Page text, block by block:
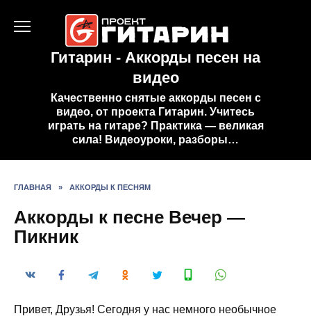
Гитарин - Аккорды песен на
видео
Качественно снятые аккорды песен с
видео, от проекта Гитарин. Учитесь
играть на гитаре? Практика — великая
сила! Видеоуроки, разборы…
ГЛАВНАЯ » АККОРДЫ К ПЕСНЯМ
Аккорды к песне Вечер —
Пикник
Привет, Друзья! Сегодня у нас немного необычное